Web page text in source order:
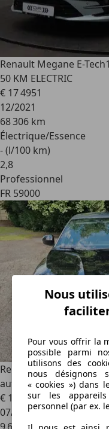
Renault Megane E-Tech
50 KM ELECTRIC
€ 17 4951
12/2021
68 306 km
Électrique/Essence
- (l/100 km)
2,8
Professionnel
FR 59000
Renault Megane E-Tech
automne confort
€ 18 000
07/2025
Nous
Pour vous offrir la
possible parmi
utilisons des
nous désignons
« cookies ») dans
sur les
personnel (par ex.